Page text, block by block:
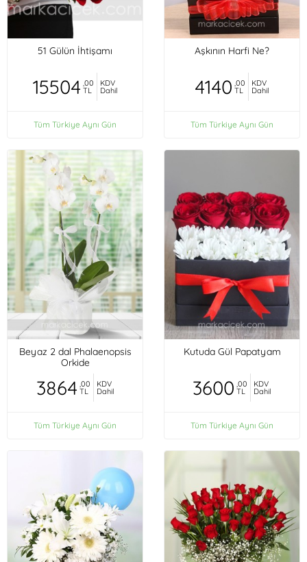
51 Gülün İhtişamı
15504 ,00
TL
KDV
Dahil
Tüm Türkiye Aynı Gün
Aşkının Harfi Ne?
4140 ,00
TL
KDV
Dahil
Tüm Türkiye Aynı Gün
Beyaz 2 dal Phalaenopsis
Orkide
3864 ,00
TL
KDV
Dahil
Tüm Türkiye Aynı Gün
Kutuda Gül Papatyam
3600 ,00
TL
KDV
Dahil
Tüm Türkiye Aynı Gün